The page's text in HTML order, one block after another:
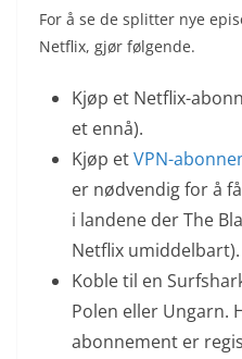
For å se de splitter nye
Netflix, gjør følgende.
Kjøp et Netflix-
et ennå).
Kjøp etVPN-
er nødvendig for å
i landene der The
Netflix umiddelbart).
Koble til en
Polen eller Ungarn.
abonnement er